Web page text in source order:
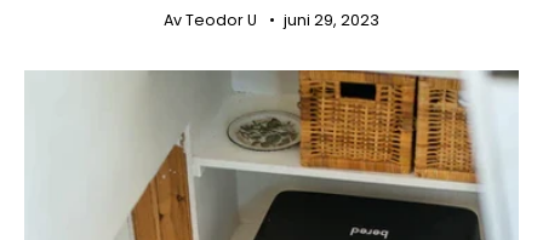
Av Teodor U juni 29, 2023